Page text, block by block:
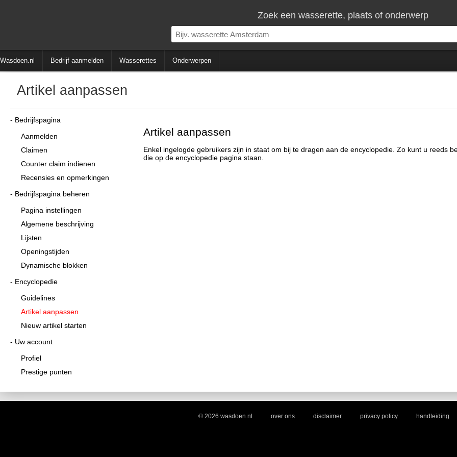
Zoek een wasserette, plaats of onderwerp
Wasdoen.nl Bedrijf aanmelden Wasserettes Onderwerpen
Artikel aanpassen
Bedrijfspagina
Aanmelden
Claimen
Counter claim indienen
Recensies en opmerkingen
Bedrijfspagina beheren
Pagina instellingen
Algemene beschrijving
Lijsten
Openingstijden
Dynamische blokken
Encyclopedie
Guidelines
Artikel aanpassen
Nieuw artikel starten
Uw account
Profiel
Prestige punten
Artikel aanpassen
Enkel ingelogde gebruikers zijn in staat om bij te dragen aan de encyclopedie. Zo kunt u reeds
die op de encyclopedie pagina staan.
© 2026 wasdoen.nl over ons disclaimer privacy policy handleiding